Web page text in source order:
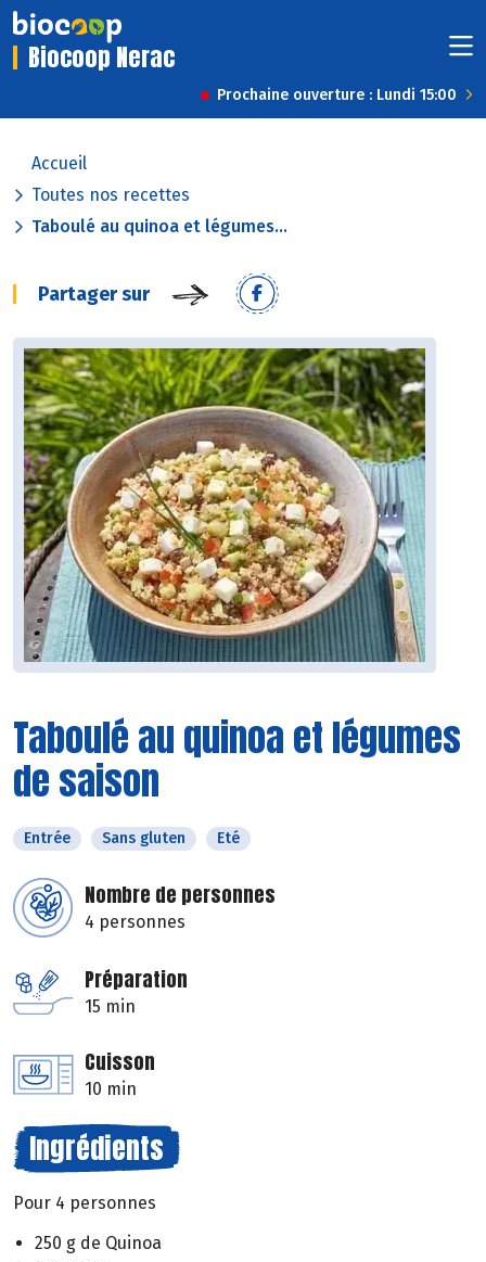
Biocoop Nerac
Prochaine ouverture : Lundi 15:00
Accueil
Toutes nos recettes
Taboulé au quinoa et légumes...
Partager sur
Taboulé au quinoa et légumes
de saison
Entrée Sans gluten Eté
Nombre de personnes
4 personnes
Préparation
15 min
Cuisson
10 min
Ingrédients
Pour 4 personnes
250 g de Quinoa